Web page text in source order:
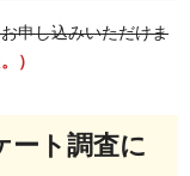
申し込みいただけま
）
ート調査に